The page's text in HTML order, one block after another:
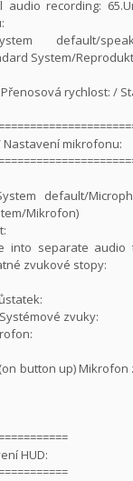
audio recording:
default/
System/
rychlost: /
mikrofonu:
default/
Mikrofon)
into separate audio
zvukové stopy:
zvuky:
button up) Mikrofon
HUD: